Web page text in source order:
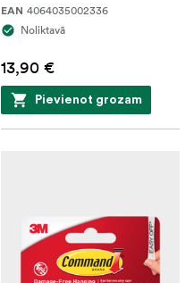
EAN 4064035002336
Noliktavā
13,90 €
Pievienot grozam